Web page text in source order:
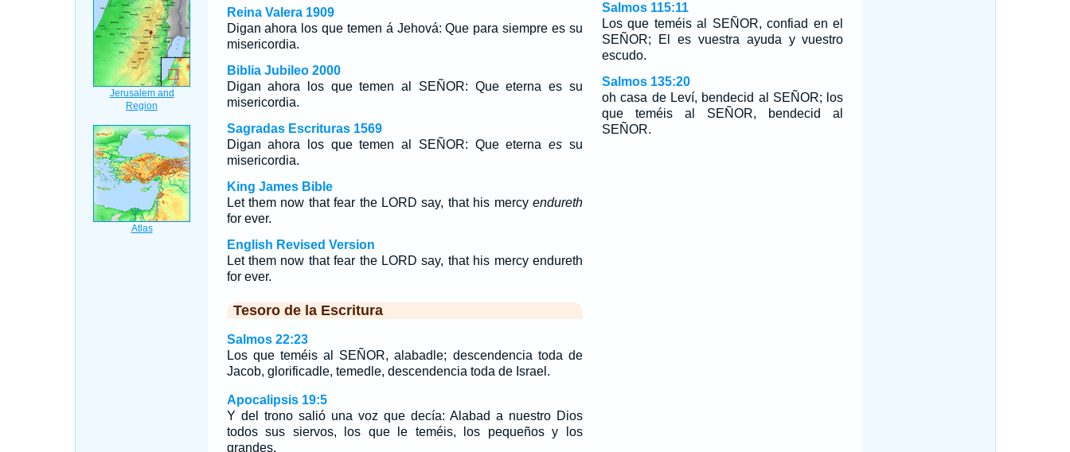
Reina Valera 1909
Digan ahora los que temen á Jehová: Que para siempre es su
misericordia.
Biblia Jubileo 2000
Digan ahora los que temen al SEÑOR: Que eternaes su
misericordia.
Sagradas Escrituras 1569
Digan ahora los que temen al SEÑOR: Que eternaes su
misericordia.
King James Bible
Let them now that fear the LORD say, that his mercy endureth
for ever.
English Revised Version
Let them now that fear the LORD say, that his mercy endureth
for ever.
Tesoro de la Escritura
Salmos 22:23
Los que teméis al SEÑOR, alabadle; descendencia toda de
Jacob, glorificadle, temedle, descendencia toda de Israel.
Apocalipsis 19:5
Y del trono salió una voz que decía: Alabad a nuestro Dios
todos sus siervos, los que le teméis, los pequeños y los
grandes.
Salmos 115:11
Los que teméis al SEÑOR, confiad en el
SEÑOR; El es vuestra ayuda y vuestro
escudo.
Salmos 135:20
oh casa de Leví, bendecid al SEÑOR; los
que teméis al SEÑOR, bendecid al
SEÑOR.